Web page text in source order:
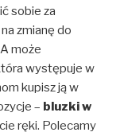
sobie za
zmianę do
może
występuje w
kupisz ją w
– bluzki w
ręki. Polecamy